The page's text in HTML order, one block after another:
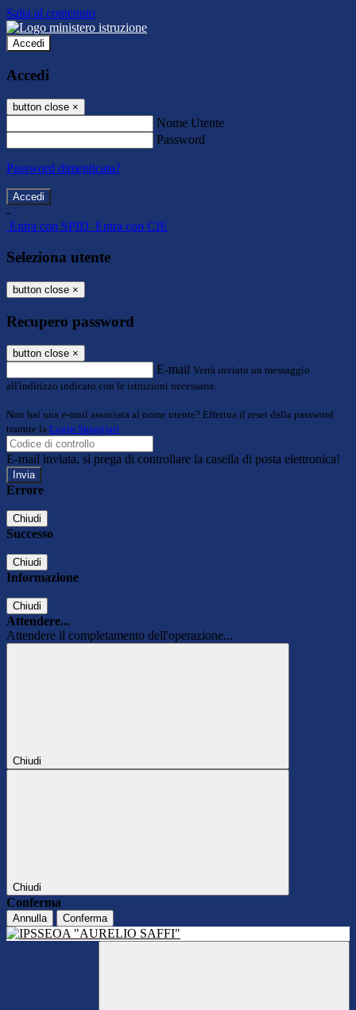
Salta al contenuto
Accedi
Accedi
button close ×
Nome Utente
Password
Password dimenticata?
-
Entra con SPID Entra con CIE
Seleziona utente
button close ×
Recupero password
button close ×
E-mail Verrà inviato un messaggio
all'indirizzo indicato con le istruzioni necessarie.
Non hai una e-mail associata al nome utente? Effettua il reset della password
tramite la Login Spaggiari
E-mail inviata, si prega di controllare la casella di posta elettronica!
Errore
Chiudi
Successo
Chiudi
Informazione
Chiudi
Attendere...
Attendere il completamento dell'operazione...
Chiudi
Chiudi
Conferma
Annulla Conferma